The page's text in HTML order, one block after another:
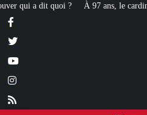
Simoni revient là où le